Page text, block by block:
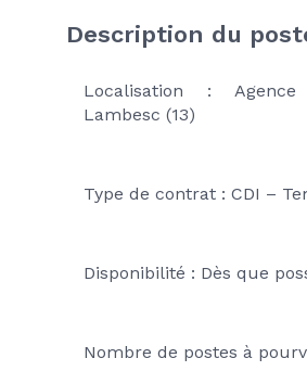
Description du
Localisation :
Lambesc (13)
Type de contrat : CDI –
Disponibilité : Dès que
Nombre de postes à